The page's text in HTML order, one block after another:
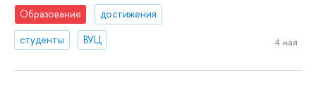
Образование
достижения
студенты
ВУЦ 4 мая